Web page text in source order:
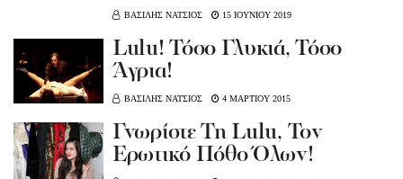
ΒΑΣΙΛΗΣ ΝΑΤΣΙΟΣ 15 ΙΟΥΝΙΟΥ 2019
Lulu! Τόσο Γλυκιά, Τόσο
Άγρια!
ΒΑΣΙΛΗΣ ΝΑΤΣΙΟΣ 4 ΜΑΡΤΙΟΥ 2015
Γνωρίστε Τη Lulu, Τον
Ερωτικό Πόθο Όλων!